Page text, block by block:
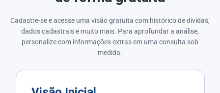
Cadastre-se e acesse uma visão gratuita com histórico de dívidas,
dados cadastrais e muito mais. Para aprofundar a análise,
personalize com informações extras em uma consulta sob
medida.